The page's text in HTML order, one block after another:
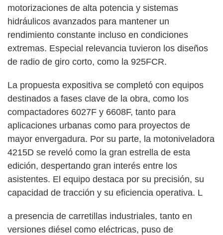
motorizaciones de alta potencia y sistemas
hidráulicos avanzados para mantener un
rendimiento constante incluso en condiciones
extremas. Especial relevancia tuvieron los diseños
de radio de giro corto, como la 925FCR.
La propuesta expositiva se completó con equipos
destinados a fases clave de la obra, como los
compactadores 6027F y 6608F, tanto para
aplicaciones urbanas como para proyectos de
mayor envergadura. Por su parte, la motoniveladora
4215D se reveló como la gran estrella de esta
edición, despertando gran interés entre los
asistentes. El equipo destaca por su precisión, su
capacidad de tracción y su eficiencia operativa. L
a presencia de carretillas industriales, tanto en
versiones diésel como eléctricas, puso de